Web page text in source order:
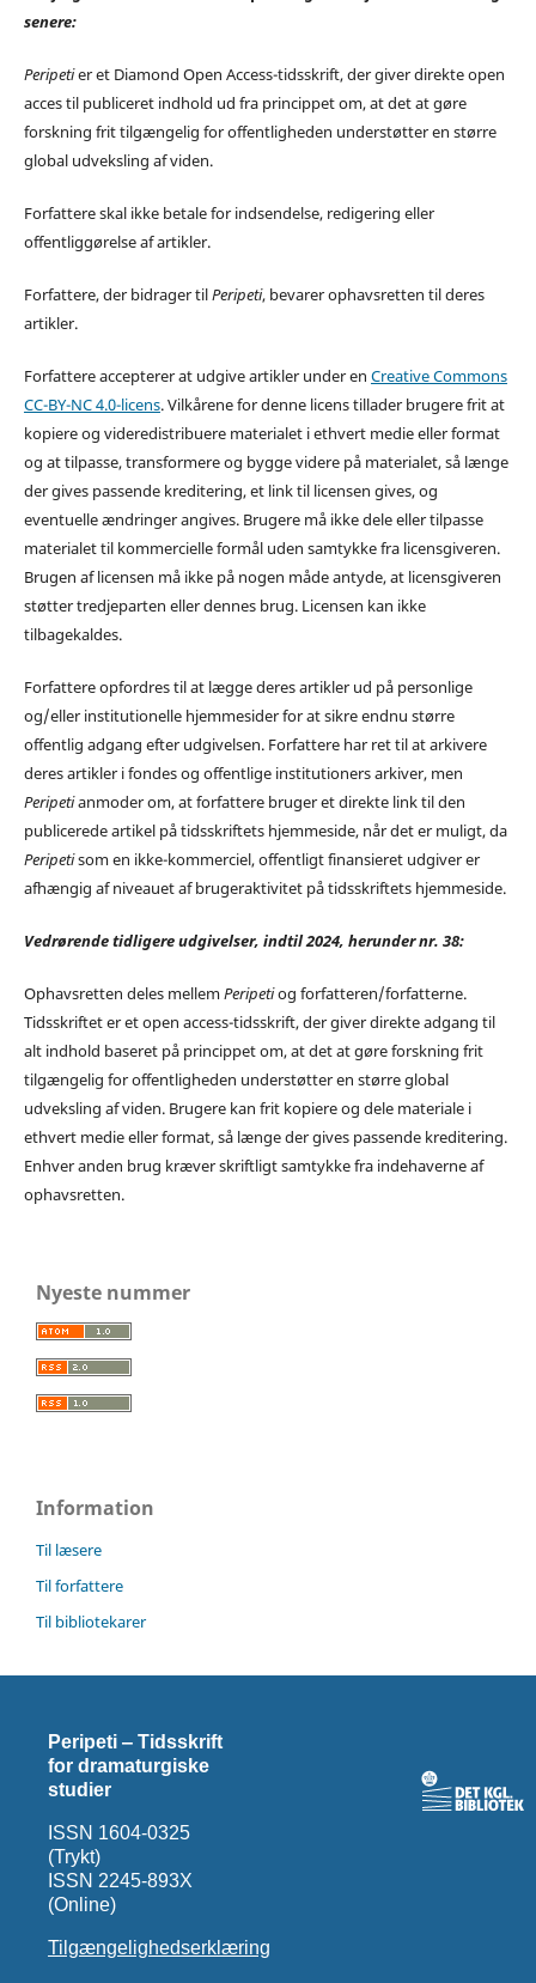
senere:
Peripetier et Diamond Open Access-tidsskrift, der giver direkte open
acces til publiceret indhold ud fra princippet om, at det at gøre
forskning frit tilgængelig for offentligheden understøtter en større
global udveksling af viden.
Forfattere skal ikke betale for indsendelse, redigering eller
offentliggørelse af artikler.
Forfattere, der bidrager tilPeripeti, bevarer ophavsretten til deres
artikler.
Forfattere accepterer at udgive artikler under en Creative Commons
CC-BY-NC 4.0-licens. Vilkårene for denne licens tillader brugere frit at
kopiere og videredistribuere materialet i ethvert medie eller format
og at tilpasse, transformere og bygge videre på materialet, så længe
der gives passende kreditering, et link til licensen gives, og
eventuelle ændringer angives. Brugere må ikke dele eller tilpasse
materialet til kommercielle formål uden samtykke fra licensgiveren.
Brugen af licensen må ikke på nogen måde antyde, at licensgiveren
støtter tredjeparten eller dennes brug. Licensen kan ikke
tilbagekaldes.
Forfattere opfordres til at lægge deres artikler ud på personlige
og/eller institutionelle hjemmesider for at sikre endnu større
offentlig adgang efter udgivelsen. Forfattere har ret til at arkivere
deres artikler i fondes og offentlige institutioners arkiver, men
Peripetianmoder om, at forfattere bruger et direkte link til den
publicerede artikel på tidsskriftets hjemmeside, når det er muligt, da
Peripetisom en ikke-kommerciel, offentligt finansieret udgiver er
afhængig af niveauet af brugeraktivitet på tidsskriftets hjemmeside.
Vedrørende tidligere udgivelser, indtil 2024, herunder nr. 38:
Ophavsretten deles mellemPeripetiog forfatteren/forfatterne.
Tidsskriftet er et open access-tidsskrift, der giver direkte adgang til
alt indhold baseret på princippet om, at det at gøre forskning frit
tilgængelig for offentligheden understøtter en større global
udveksling af viden. Brugere kan frit kopiere og dele materiale i
ethvert medie eller format, så længe der gives passende kreditering.
Enhver anden brug kræver skriftligt samtykke fra indehaverne af
ophavsretten.
Nyeste nummer
Information
Til læsere
Til forfattere
Til bibliotekarer
Peripeti ‒ Tidsskrift
for dramaturgiske
studier
ISSN 1604-0325
(Trykt)
ISSN 2245-893X
(Online)
Tilgængelighedserklæring